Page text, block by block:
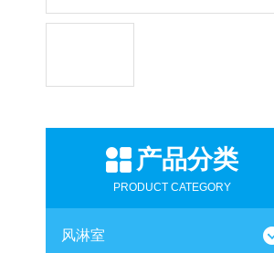
产品分类
PRODUCT CATEGORY
风淋室